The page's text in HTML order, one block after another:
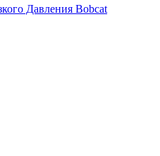
Давления Bobcat